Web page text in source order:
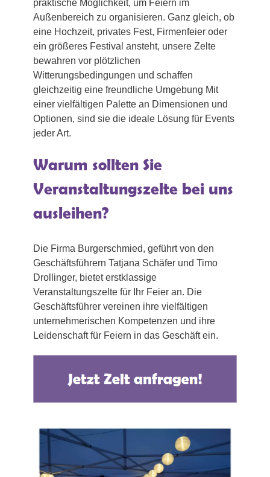
praktische Möglichkeit, um Feiern im
Außenbereich zu organisieren. Ganz gleich, ob
eine Hochzeit, privates Fest, Firmenfeier oder
ein größeres Festival ansteht, unsere Zelte
bewahren vor plötzlichen
Witterungsbedingungen und schaffen
gleichzeitig eine freundliche Umgebung Mit
einer vielfältigen Palette an Dimensionen und
Optionen, sind sie die ideale Lösung für Events
jeder Art.
Warum sollten Sie
Veranstaltungszelte bei uns
ausleihen?
Die Firma Burgerschmied, geführt von den
Geschäftsführern Tatjana Schäfer und Timo
Drollinger, bietet erstklassige
Veranstaltungszelte für Ihr Feier an. Die
Geschäftsführer vereinen ihre vielfältigen
unternehmerischen Kompetenzen und ihre
Leidenschaft für Feiern in das Geschäft ein.